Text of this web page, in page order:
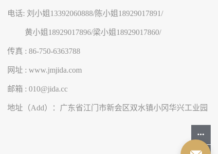
电话: 刘小姐13392060888/陈小姐18929017891/
黄小姐18929017896/梁小姐18929017860/
传真 : 86-750-6363788
网址 : www.jmjida.com
邮箱 : 010@jida.cc
地址（Add）：广东省江门市新会区双水镇小冈华兴工业园